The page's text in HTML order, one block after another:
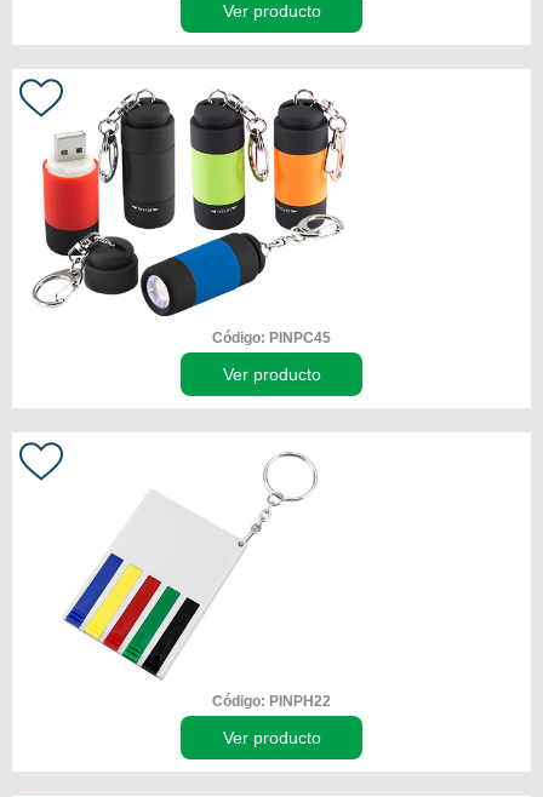
Ver producto
Código: PINPC45
Ver producto
Código: PINPH22
Ver producto